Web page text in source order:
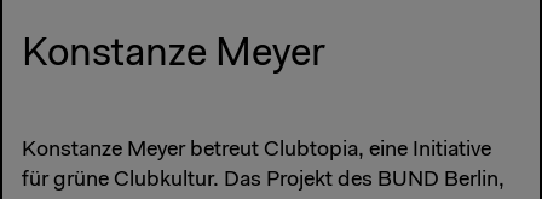
Konstanze Meyer
Konstanze Meyer betreut Clubtopia, eine Initiative
für grüne Clubkultur. Das Projekt des BUND Berlin,